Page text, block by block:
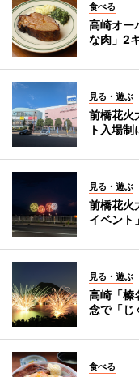
食べる
高崎オー
な肉」2
見る・遊ぶ
前橋花火
ト入場制
見る・遊ぶ
前橋花火
イベント
見る・遊ぶ
高崎「榛
念で「じ
食べる